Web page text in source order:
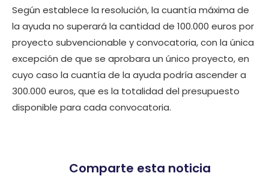
Según establece la resolución, la cuantía máxima de
la ayuda no superará la cantidad de 100.000 euros por
proyecto subvencionable y convocatoria, con la única
excepción de que se aprobara un único proyecto, en
cuyo caso la cuantía de la ayuda podría ascender a
300.000 euros, que es la totalidad del presupuesto
disponible para cada convocatoria.
Comparte esta noticia